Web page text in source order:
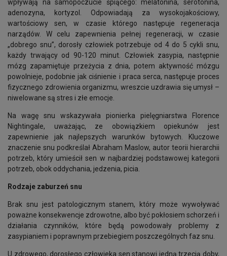
wpływają na samopoczucie śpiącego: melatonina, serotonina,
adenozyna, kortyzol. Odpowiadają za wysokojakościowy,
wartościowy sen, w czasie którego następuje regeneracja
narządów. W celu zapewnienia pełnej regeneracji, w czasie
„dobrego snu”, dorosły człowiek potrzebuje od 4 do 5 cykli snu,
każdy trwający od 90-120 minut. Człowiek zasypia, następnie
mózg zapamiętuje przeżycia z dnia, potem aktywność mózgu
powolnieje, podobnie jak ciśnienie i praca serca, następuje proces
fizycznego zdrowienia organizmu, wreszcie uzdrawia się umysł –
niwelowane są stres i złe emocje.
Na wagę snu wskazywała pionierka pielęgniarstwa Florence
Nightingale, uważając, ze obowiązkiem opiekunów jest
zapewnienie jak najlepszych warunków bytowych. Kluczowe
znaczenie snu podkreślał Abraham Maslow, autor teorii hierarchii
potrzeb, który umieścił sen w najbardziej podstawowej kategorii
potrzeb, obok oddychania, jedzenia, picia.
Rodzaje zaburzeń snu
Brak snu jest patologicznym stanem, który może wywoływać
poważne konsekwencje zdrowotne, albo być pokłosiem schorzeń i
działania czynników, które będą powodowały problemy z
zasypianiem i poprawnym przebiegiem poszczególnych faz snu.
U zdrowego, dorosłego człowieka sen stanowi jedną trzecią doby,